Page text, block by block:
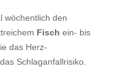
wöchentlich den
Fisch ein- bis
das Herz-
Schlaganfallrisiko.